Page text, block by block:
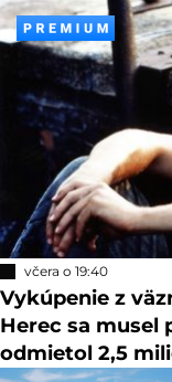
včera o 19:40
Vykúpenie z
Herec sa musel
odmietol 2,5